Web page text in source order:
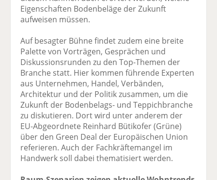
Eigenschaften Bodenbeläge der Zukunft
aufweisen müssen.
Auf besagter Bühne findet zudem eine breite
Palette von Vorträgen, Gesprächen und
Diskussionsrunden zu den Top-Themen der
Branche statt. Hier kommen führende Experten
aus Unternehmen, Handel, Verbänden,
Architektur und der Politik zusammen, um die
Zukunft der Bodenbelags- und Teppichbranche
zu diskutieren. Dort wird unter anderem der
EU-Abgeordnete Reinhard Bütikofer (Grüne)
über den Green Deal der Europäischen Union
referieren. Auch der Fachkräftemangel im
Handwerk soll dabei thematisiert werden.